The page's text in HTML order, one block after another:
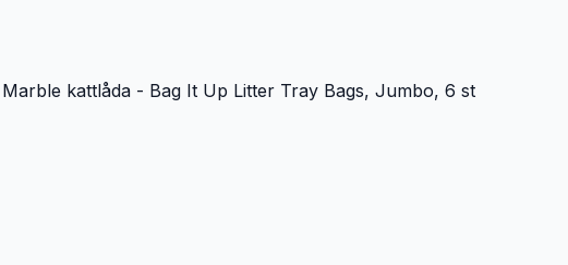
kattlåda - Bag It Up Litter Tray Bags, Jumbo, 6 st